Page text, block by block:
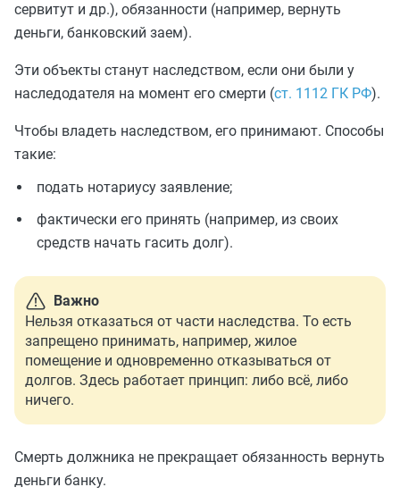
сервитут и др.), обязанности (например, вернуть
деньги, банковский заем).
Эти объекты станут наследством, если они были у
наследодателя на момент его смерти (ст. 1112 ГК РФ).
Чтобы владеть наследством, его принимают. Способы
такие:
подать нотариусу заявление;
фактически его принять (например, из своих
средств начать гасить долг).
Важно
Нельзя отказаться от части наследства. То есть
запрещено принимать, например, жилое
помещение и одновременно отказываться от
долгов. Здесь работает принцип: либо всё, либо
ничего.
Смерть должника не прекращает обязанность вернуть
деньги банку.